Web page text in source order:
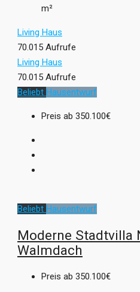
m²
Living Haus
70.015 Aufrufe
Living Haus
70.015 Aufrufe
Beliebt Hausentwurf
Preis ab 350.100€
Beliebt Hausentwurf
Moderne Stadtvilla
Walmdach
Preis ab 350.100€